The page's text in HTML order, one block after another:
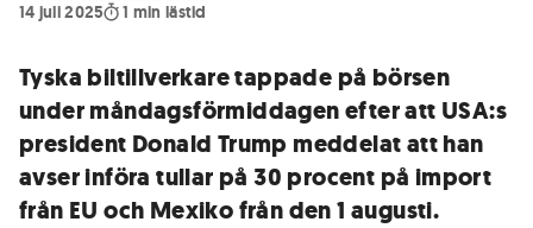
14 juli 2025
1 min lästid
Tyska biltillverkare tappade på börsen
under måndagsförmiddagen efter att USA:s
president Donald Trump meddelat att han
avser införa tullar på 30 procent på import
från EU och Mexiko från den 1 augusti.